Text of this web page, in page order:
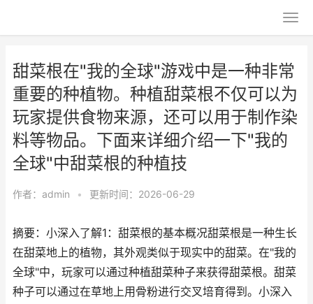
甜菜根在"我的全球"游戏中是一种非常
重要的种植物。种植甜菜根不仅可以为
玩家提供食物来源，还可以用于制作染
料等物品。下面来详细介绍一下"我的
全球"中甜菜根的种植技
作者： admin • 更新时间：2026-06-29
摘要：小深入了解1：甜菜根的基本概况甜菜根是一种生长
在甜菜地上的植物，其外观类似于现实中的甜菜。在"我的
全球"中，玩家可以通过种植甜菜种子来获得甜菜根。甜菜
种子可以通过在草地上用骨粉进行交叉培育得到。小深入